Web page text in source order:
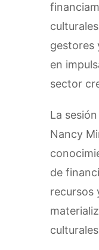
gestores
en
sector
La
Nancy
de
recursos